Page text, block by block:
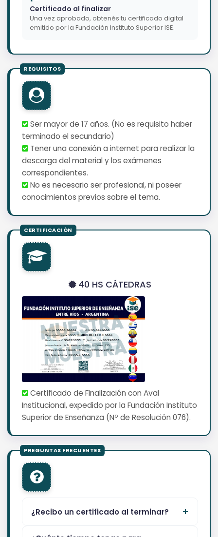
Certificado al finalizar
Una vez aprobado, obtenés tu certificado digital
emitido por la Fundación Instituto Superior ISE.
Ser mayor de 17 años. (No es requisito haber
terminado el secundario)
Tener una conexión a internet para realizar la
descarga del material y los exámenes
correspondientes.
No es necesario ser profesional, ni poseer
conocimientos previos sobre el tema.
40 HS CÁTEDRAS
Certificado de Finalización con Aval
Institucional, expedido por la Fundación Instituto
Superior de Enseñanza (Nº de Resolución 076).
¿Recibo un certificado al terminar?